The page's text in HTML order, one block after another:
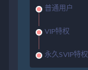
普通用户
VIP特权
永久SVIP特权